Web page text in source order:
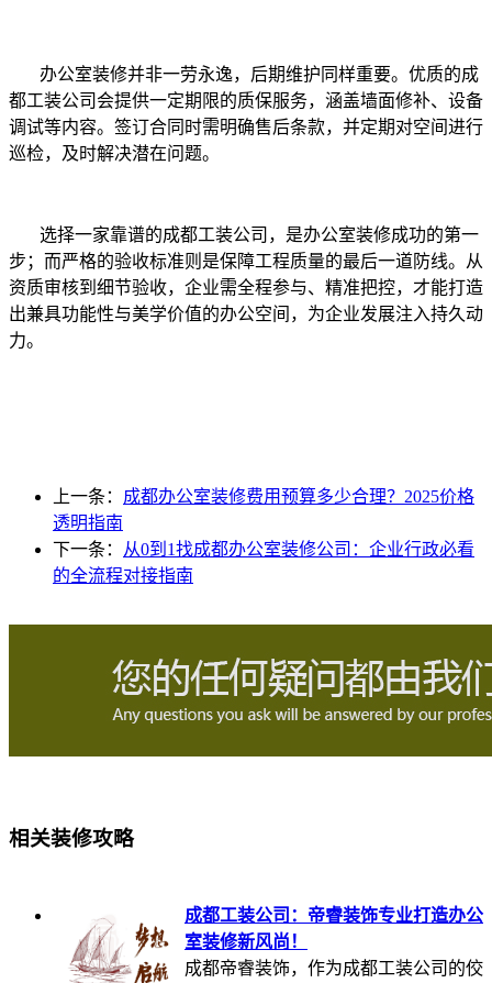
办公室装修并非一劳永逸，后期维护同样重要。优质的成
都工装公司会提供一定期限的质保服务，涵盖墙面修补、设备
调试等内容。签订合同时需明确售后条款，并定期对空间进行
巡检，及时解决潜在问题。
选择一家靠谱的成都工装公司，是办公室装修成功的第一
步；而严格的验收标准则是保障工程质量的最后一道防线。从
资质审核到细节验收，企业需全程参与、精准把控，才能打造
出兼具功能性与美学价值的办公空间，为企业发展注入持久动
力。
上一条： 成都办公室装修费用预算多少合理？2025价格
透明指南
下一条： 从0到1找成都办公室装修公司：企业行政必看
的全流程对接指南
相关装修攻略
成都工装公司：帝睿装饰专业打造办公
室装修新风尚！
成都帝睿装饰，作为成都工装公司的佼